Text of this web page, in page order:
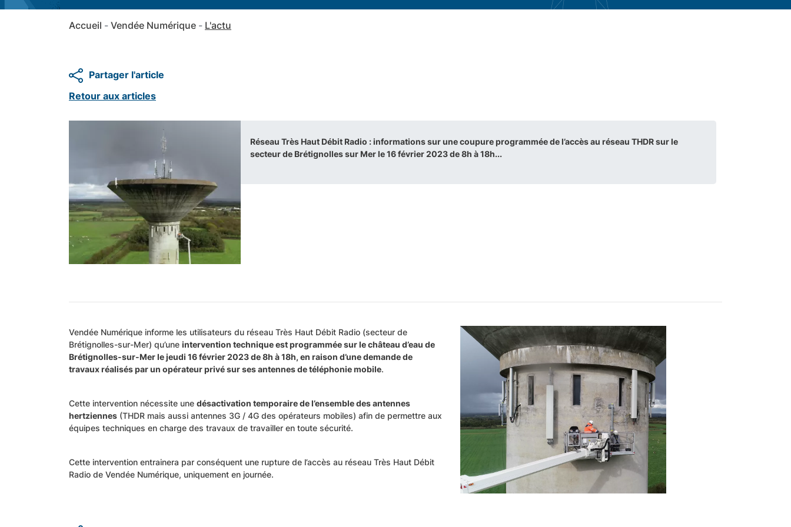
Accueil Vendée Numérique L'actu
Partager l'article
Retour aux articles
Réseau Très Haut Débit Radio : informations sur une coupure programmée de l’accès au réseau THDR sur le
secteur de Brétignolles sur Mer le 16 février 2023 de 8h à 18h...
Vendée Numérique informe les utilisateurs du réseau Très Haut Débit Radio (secteur de
Brétignolles-sur-Mer) qu’une intervention technique est programmée sur le château d’eau de
Brétignolles-sur-Mer le jeudi 16 février 2023 de 8h à 18h, en raison d’une demande de
travaux réalisés par un opérateur privé sur ses antennes de téléphonie mobile.
Cette intervention nécessite une désactivation temporaire de l’ensemble des antennes
hertziennes (THDR mais aussi antennes 3G / 4G des opérateurs mobiles) afin de permettre aux
équipes techniques en charge des travaux de travailler en toute sécurité.
Cette intervention entrainera par conséquent une rupture de l’accès au réseau Très Haut Débit
Radio de Vendée Numérique, uniquement en journée.